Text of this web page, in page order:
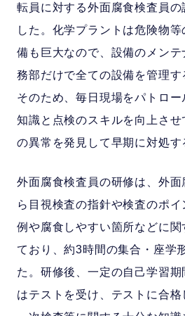
転員に対する外面腐食検査員の
した。化学プラントは危険物
備も巨大なので、設備のメン
務部だけで全ての設備を管理す
そのため、毎日現場をパトロ
知識と点検のスキルを向上さ
の異常を発見して早期に対処す
外面腐食検査員の研修は、外
ら目視検査の指針や検査のポ
例や腐食しやすい箇所などに
ており、約3時間の集合・座学
た。研修後、一定の自己学習
はテストを受け、テストに合